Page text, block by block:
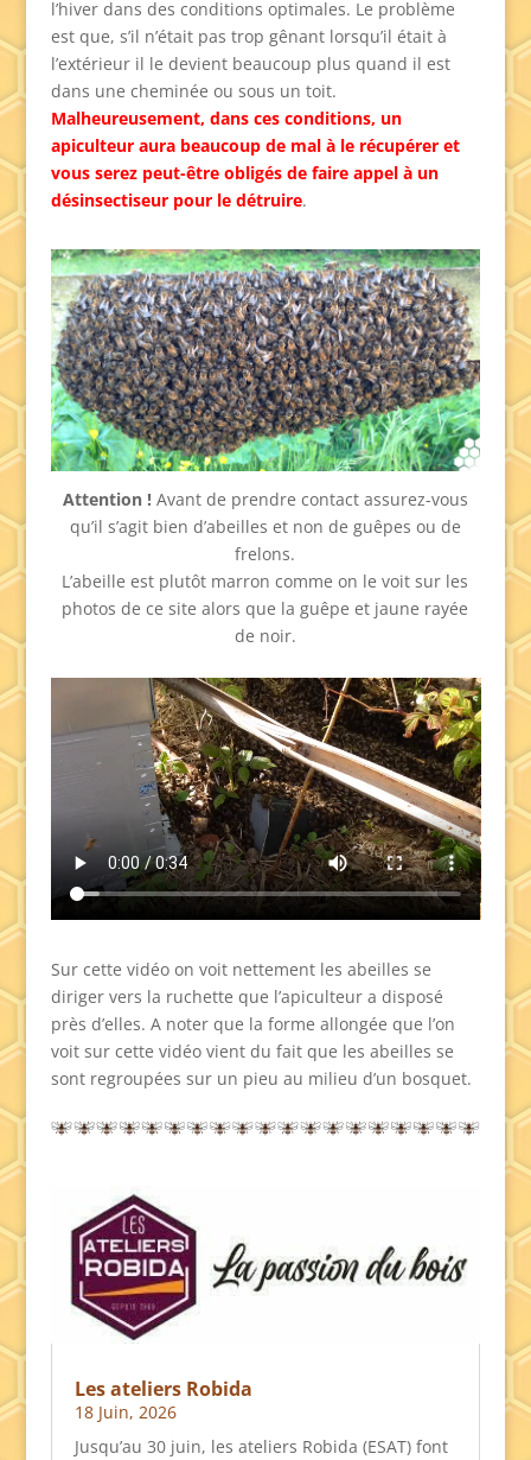
l’hiver dans des conditions optimales. Le problème
est que, s’il n’était pas trop gênant lorsqu’il était à
l’extérieur il le devient beaucoup plus quand il est
dans une cheminée ou sous un toit.
Malheureusement, dans ces conditions, un
apiculteur aura beaucoup de mal à le récupérer et
vous serez peut-être obligés de faire appel à un
désinsectiseur pour le détruire.
Attention !Avant de prendre contact assurez-vous
qu’il s’agit bien d’abeilles et non de guêpes ou de
frelons.
L’abeille est plutôt marron comme on le voit sur les
photos de ce site alors que la guêpe et jaune rayée
de noir.
Sur cette vidéo on voit nettement les abeilles se
diriger vers la ruchette que l’apiculteur a disposé
près d’elles. A noter que la forme allongée que l’on
voit sur cette vidéo vient du fait que les abeilles se
sont regroupées sur un pieu au milieu d’un bosquet.
Les ateliers Robida
18 Juin, 2026
Jusqu’au 30 juin, les ateliers Robida (ESAT) font